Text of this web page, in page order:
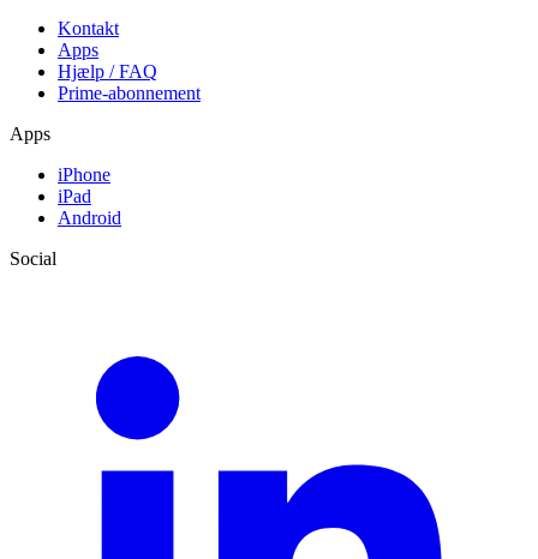
Kontakt
Apps
Hjælp / FAQ
Prime-abonnement
Apps
iPhone
iPad
Android
Social